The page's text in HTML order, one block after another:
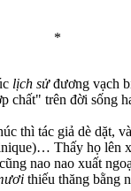
*
lịch sửđương vạch
chất" trên đời sống
thì tác giả dè dặt,
Thấy họ lên
nao nao xuất
thiếu thăng bằng